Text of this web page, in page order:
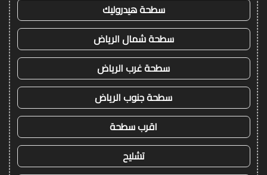
سطحة هيدروليك
سطحة شمال الرياض
سطحة غرب الرياض
سطحة جنوب الرياض
اقرب سطحة
تشليح